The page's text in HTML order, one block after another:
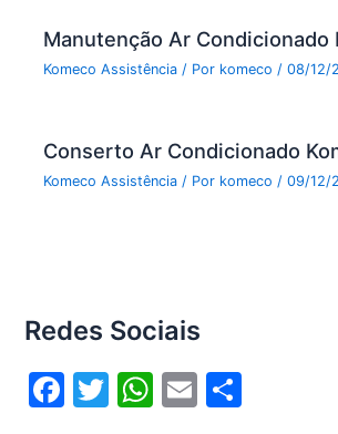
Manutenção Ar Condicionado
Komeco Assistência / Por komeco /08/12/
Conserto Ar Condicionado
Komeco Assistência / Por komeco/09/12/
Redes Sociais
F
T
W E